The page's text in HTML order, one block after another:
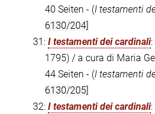
40 Seiten - (I testamenti
6130/204]
31: I testamenti dei cardinali
1795) / a cura di Maria
44 Seiten - (I testamenti
6130/205]
32: I testamenti dei cardinali